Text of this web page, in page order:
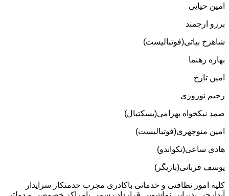
امین حیایی
برزو ارجمند
شاهرخ بیاتی(فوتبالیست)
بهاره رهنما
امین تارخ
رحیم نوروزی
صمد نیکخواه بهرامی(بسکتبال)
امین منوچهری(فوتبالیست)
هادی ساعی(تکواندو)
یوسف قربانی(بازیگر)
کلیه امور نظافتی و خدماتی باکادری مجرب خدمتکار سرایدار